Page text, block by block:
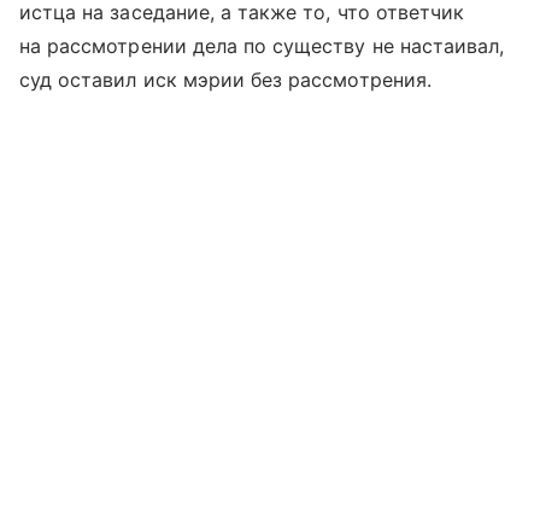
истца на заседание, а также то, что ответчик
на рассмотрении дела по существу не настаивал,
суд оставил иск мэрии без рассмотрения.